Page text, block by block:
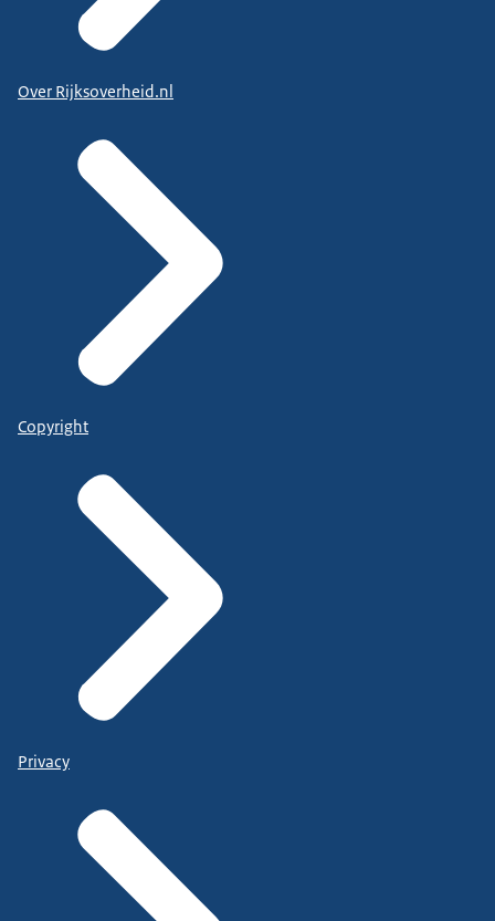
Over Rijksoverheid.nl
Copyright
Privacy